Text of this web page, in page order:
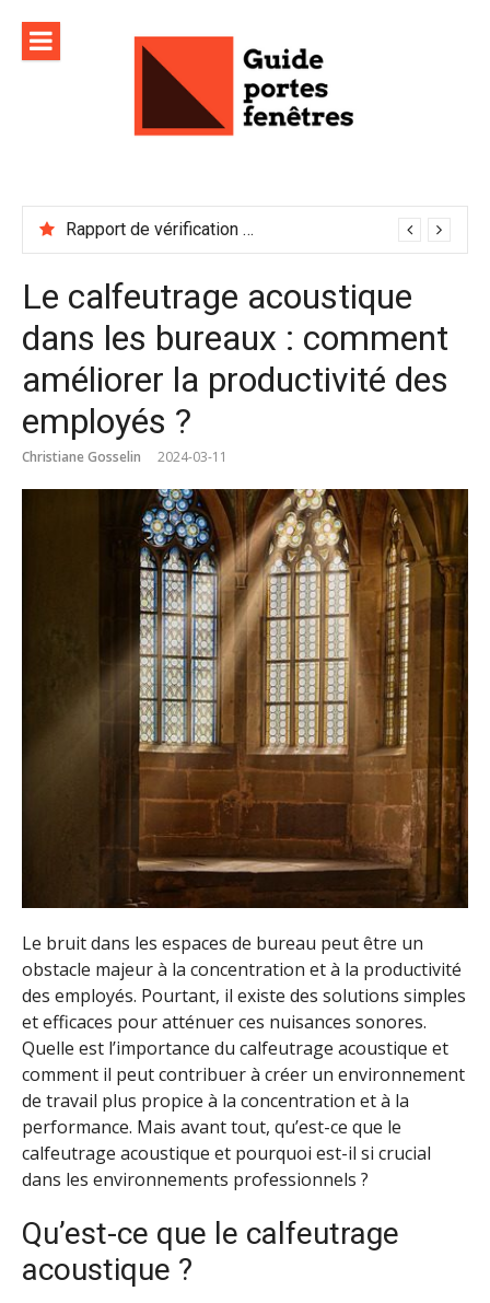
contenu
Rapport de vérification sécurité : à conserver précieusement
Le calfeutrage acoustique
dans les bureaux : comment
améliorer la productivité des
employés ?
Christiane Gosselin 2024-03-11
Le bruit dans les espaces de bureau peut être un
obstacle majeur à la concentration et à la productivité
des employés. Pourtant, il existe des solutions simples
et efficaces pour atténuer ces nuisances sonores.
Quelle est l’importance du calfeutrage acoustique et
comment il peut contribuer à créer un environnement
de travail plus propice à la concentration et à la
performance. Mais avant tout, qu’est-ce que le
calfeutrage acoustique et pourquoi est-il si crucial
dans les environnements professionnels ?
Qu’est-ce que le calfeutrage
acoustique ?